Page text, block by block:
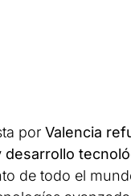
por Valencia
de todo el